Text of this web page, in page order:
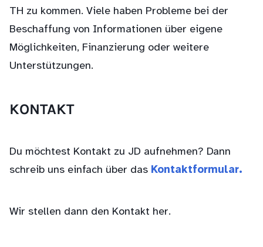
TH zu kommen. Viele haben Probleme bei der
Beschaffung von Informationen über eigene
Möglichkeiten, Finanzierung oder weitere
Unterstützungen.
KONTAKT
Du möchtest Kontakt zu JD aufnehmen? Dann
schreib uns einfach über das Kontaktformular.
Wir stellen dann den Kontakt her.